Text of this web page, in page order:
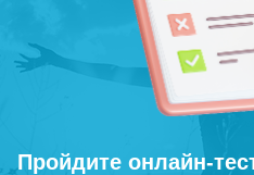
Пройдите онлайн-